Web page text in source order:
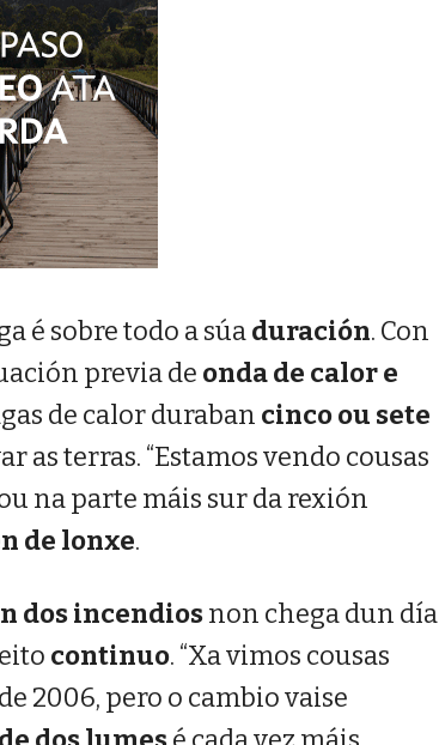
é sobre todo a súaduración. Con
previa de onda de calor e
de calor duraban cinco ou sete
as terras. “Estamos vendo cousas
na parte máis sur da rexión
de lonxe.
dos incendiosnon chega dun día
continuo. “Xa vimos cousas
2006, pero o cambio vaise